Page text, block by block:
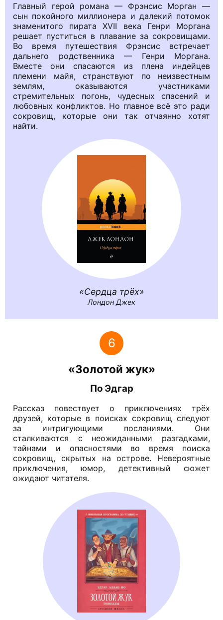
Главный герой романа — Фрэнсис Морган —
сын покойного миллионера и далекий потомок
знаменитого пирата XVII века Генри Моргана
решает пуститься в плавание за сокровищами.
Во время путешествия Фрэнсис встречает
дальнего родственника — Генри Моргана.
Вместе они спасаются из плена индейцев
племени майя, странствуют по неизвестным
землям, оказываются участниками
стремительных погонь, чудесных спасений и
любовных конфликтов. Но главное всё это ради
сокровищ, которые они так отчаянно хотят
найти.
Сердца трёх
Лондон Джек
6
«Золотой жук»
По Эдгар
Рассказ повествует о приключениях трёх
друзей, которые в поисках сокровищ следуют
за интригующими посланиями. Они
сталкиваются с неожиданными разгадками,
тайнами и опасностями во время поиска
сокровищ, скрытых на острове. Невероятные
приключения, юмор, детективный сюжет
ожидают читателя.